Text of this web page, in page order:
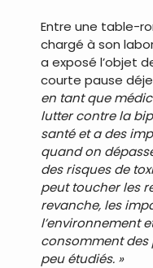
Entre une table-
chargé à son
a exposé l’objet
courte pause
en tant que
lutter contre la
santé et a des
quand on
des risques de
peut toucher les
revanche, les
l’environnement
consomment des
peu étudiés. »